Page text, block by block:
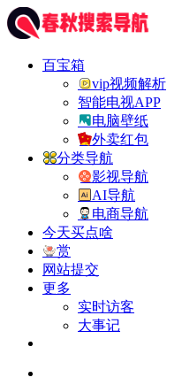
百宝箱
vip视频解析
智能电视APP
电脑壁纸
外卖红包
分类导航
影视导航
AI导航
电商导航
今天买点啥
赏
网站提交
更多
实时访客
大事记